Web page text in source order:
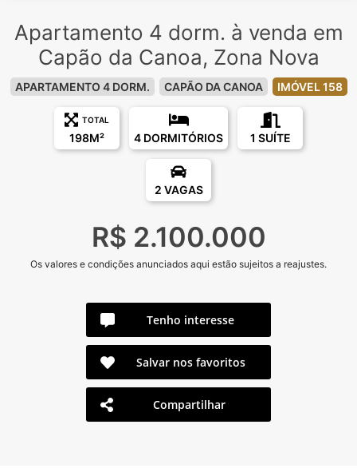
Apartamento 4 dorm. à venda em
Capão da Canoa, Zona Nova
APARTAMENTO 4 DORM. CAPÃO DA CANOA IMÓVEL 158
TOTAL
198M² 4 DORMITÓRIOS 1 SUÍTE
2 VAGAS
R$ 2.100.000
Os valores e condições anunciados aqui estão sujeitos a reajustes.
Tenho interesse
Salvar nos favoritos
Compartilhar